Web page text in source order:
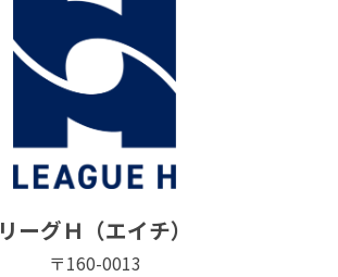
リーグＨ（エイチ）
〒160-0013